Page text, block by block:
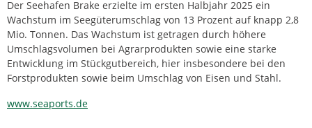
Der Seehafen Brake erzielte im ersten Halbjahr 2025 ein
Wachstum im Seegüterumschlag von 13 Prozent auf knapp 2,8
Mio. Tonnen. Das Wachstum ist getragen durch höhere
Umschlagsvolumen bei Agrarprodukten sowie eine starke
Entwicklung im Stückgutbereich, hier insbesondere bei den
Forstprodukten sowie beim Umschlag von Eisen und Stahl.
www.seaports.de